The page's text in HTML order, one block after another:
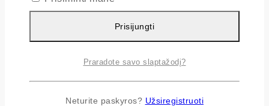
Airija
Prisijungti
Praradote savo slaptažodį?
Neturite paskyros? Užsiregistruoti